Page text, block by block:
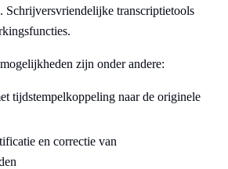
Schrijversvriendelijke transcriptietools
zijn onder andere:
tijdstempelkoppeling naar de originele
en correctie van